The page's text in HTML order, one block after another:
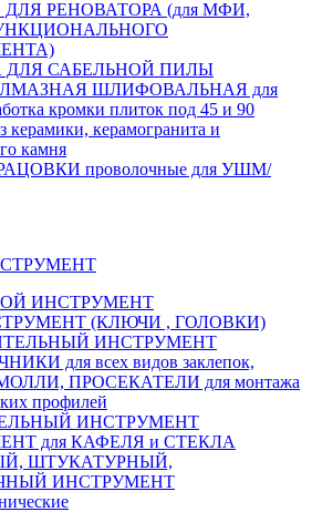
РЕНОВАТОРА (для МФИ,
ДЛЯ САБЕЛЬНОЙ ПИЛЫ
ШЛИФОВАЛЬНАЯ для
кромки плиток под 45 и 90
керамики, керамогранита и
камня
проволочные для УШМ/
ИНСТРУМЕНТ
(КЛЮЧИ , ГОЛОВКИ)
ИНСТРУМЕНТ
для всех видов заклепок,
ПРОСЕКАТЕЛИ для монтажа
профилей
ИНСТРУМЕНТ
для КАФЕЛЯ и СТЕКЛА
ШТУКАТУРНЫЙ,
ИНСТРУМЕНТ